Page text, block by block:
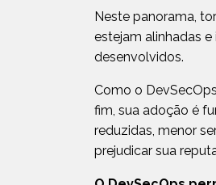
Neste panorama,
estejam alinhadas
desenvolvidos.
Como o
fim, sua adoção é
reduzidas, menor
prejudicar sua